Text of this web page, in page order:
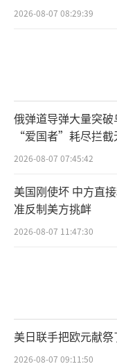
2026-08-07 08:29:39
俄弹道导弹大量突
“爱国者”耗尽拦截
2026-08-07 07:45:42
美国刚使坏 中方直
准反制美方挑衅
2026-08-07 11:47:30
美日联手把欧元献
2026-08-07 09:11:50